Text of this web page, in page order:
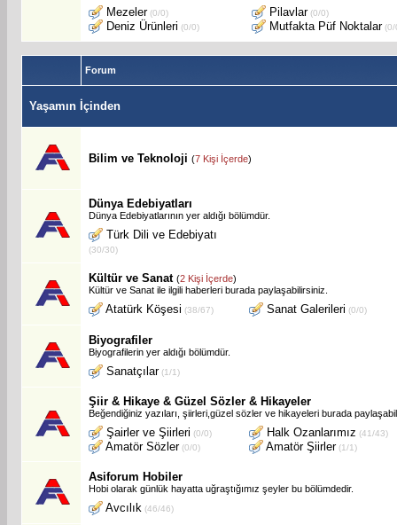
Mezeler(0/0) Pilavlar(0/0)
Deniz Ürünleri (0/0) Mutfakta Püf Noktalar(0/
Forum
Yaşamın İçinden
Bilim ve Teknoloji (7 Kişi İçerde)
Dünya Edebiyatları
Dünya Edebiyatlarının yer aldığı bölümdür.
Türk Dili ve Edebiyatı
(30/30)
Kültür ve Sanat (2 Kişi İçerde)
Kültür ve Sanat ile ilgili haberleri burada paylaşabilirsiniz.
Atatürk Köşesi (38/67) Sanat Galerileri (0/0)
Biyografiler
Biyografilerin yer aldığı bölümdür.
Sanatçılar(1/1)
Şiir & Hikaye & Güzel Sözler & Hikayeler
Beğendiğiniz yazıları, şiirleri,güzel sözler ve hikayeleri burada
Şairler ve Şiirleri (0/0) Halk Ozanlarımız (41/43)
Amatör Sözler(0/0) Amatör Şiirler(1/1)
Asiforum Hobiler
Hobi olarak günlük hayatta uğraştığımız şeyler bu bölümdedir.
Avcılık (46/46)